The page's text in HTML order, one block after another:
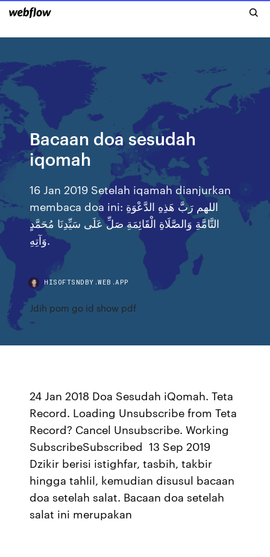
Bacaan doa sesudah
iqomah
16 Jan 2019 Setelah iqamah dianjurkan
membaca doa ini: اللهم رَبَّ هَذِهِ الدَّعْوَةِ
التَّامَّةِ وَالصَّلَاةِ الْقَائِمَةِ صَلِّ عَلَى سَيِّدِنَا مُحَمَّدٍ
وَآتِهِ.
HISOFTSNDBY.WEB.APP
Jdih pom go id show pdf
24 Jan 2018 Doa Sesudah iQomah. Teta
Record. Loading Unsubscribe from Teta
Record? Cancel Unsubscribe. Working
SubscribeSubscribed 13 Sep 2019
Dzikir berisi istighfar, tasbih, takbir
hingga tahlil, kemudian disusul bacaan
doa setelah salat. Bacaan doa setelah
salat ini merupakan